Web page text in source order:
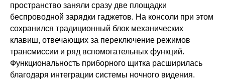
пространство заняли сразу две площадки
беспроводной зарядки гаджетов. На консоли при этом
сохранился традиционный блок механических
клавиш, отвечающих за переключение режимов
трансмиссии и ряд вспомогательных функций.
Функциональность приборного щитка расширилась
благодаря интеграции системы ночного видения.